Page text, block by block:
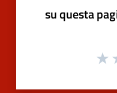
su questa